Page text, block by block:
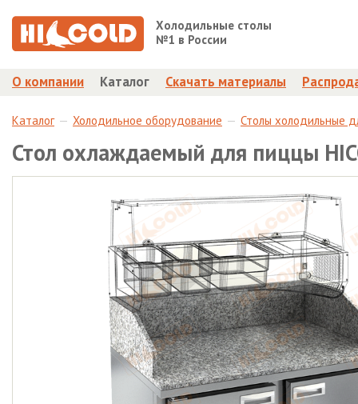
Холодильные столы
№1 в России
О компании Каталог Скачать материалы
Каталог Холодильное оборудование Столы холодильные
Стол охлаждаемый для пиццы